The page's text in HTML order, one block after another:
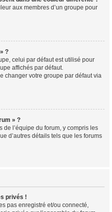
aux membres d’un groupe pour
?
celui par défaut est utilisé pour
affichés par défaut.
changer votre groupe par défaut via
» ?
l’équipe du forum, y compris les
d’autres détails tels que les forums
privés !
pas enregistré et/ou connecté,